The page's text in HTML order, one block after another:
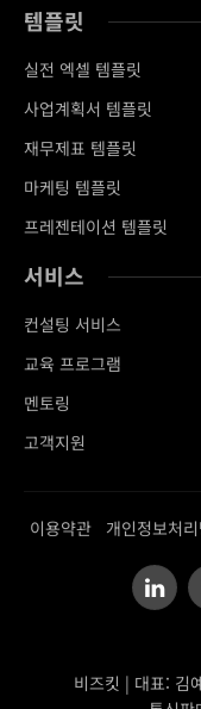
템플릿
실전 엑셀 템플릿
사업계획서 템플릿
재무제표 템플릿
마케팅 템플릿
프레젠테이션 템플릿
서비스
컨설팅 서비스
교육 프로그램
멘토링
고객지원
비즈킷 | 대표: 김
이용약관 개인정보처